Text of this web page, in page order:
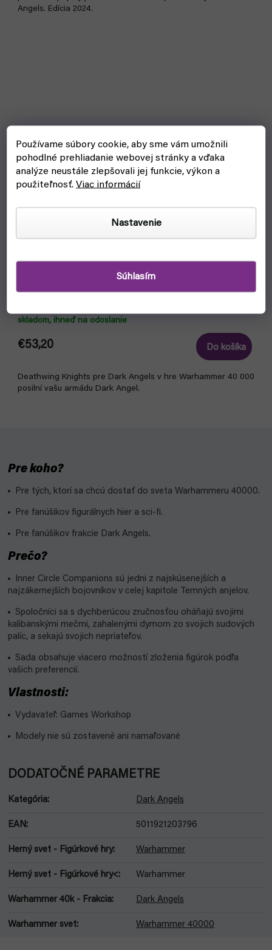
Používame súbory cookie, aby sme vám umožnili
pohodlné prehliadanie webovej stránky a vďaka
analýze neustále zlepšovali jej funkcie, výkon a
použiteľnosť.Viac informácií
Nastavenie
Súhlasím
Angels. Edícia 2024.
Warhammer 40000: Dark Angels Deathwing Knights
skladom, ihneď na odoslanie
€53,20 Do košíka
Deathwing Knights pre Dark Angels v hre Warhammer 40 000
posilní vašu armádu Dark Angel.
Pre koho?
Pre tých, ktorí sa chcú dostať do sveta Warhammeru 40000.
Pre fanúšikov figurálnych hier a sci-fi.
Pre fanúšikov frakcie Dark Angels.
Prečo?
Inner Circle Companions sú jedni z najskúsenejších a
najzákernejších bojovníkov v celej kapitole Temných anjelov.
Spoločníci sa s dychberúcou zručnosťou oháňajú svojimi
kalibanskými mečmi, zahalenými dymom zo svojich sudových
palíc, a sekajú svojich nepriateľov.
Sada obsahuje viacero možností zloženia figúrok podľa
vašich preferencií.
Vlastnosti:
Vydavateľ: Games Workshop
Modely nie sú zostavené ani namaľované
DODATOČNÉ PARAMETRE
Kategória: Dark Angels
EAN: 5011921203796
Herný svet - Figúrkové hry: Warhammer
Herný svet - Figúrkové hry<: Warhammer
Warhammer 40k - Frakcia: Dark Angels
Warhammer svet: Warhammer 40000